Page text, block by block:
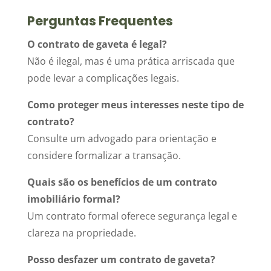
Perguntas Frequentes
O contrato de gaveta é legal?
Não é ilegal, mas é uma prática arriscada que
pode levar a complicações legais.
Como proteger meus interesses neste tipo de
contrato?
Consulte um advogado para orientação e
considere formalizar a transação.
Quais são os benefícios de um contrato
imobiliário formal?
Um contrato formal oferece segurança legal e
clareza na propriedade.
Posso desfazer um contrato de gaveta?